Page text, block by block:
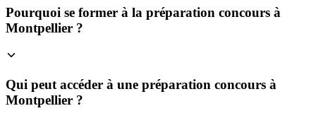
Pourquoi se former à la préparation concours à
Montpellier ?
Qui peut accéder à une préparation concours à
Montpellier ?